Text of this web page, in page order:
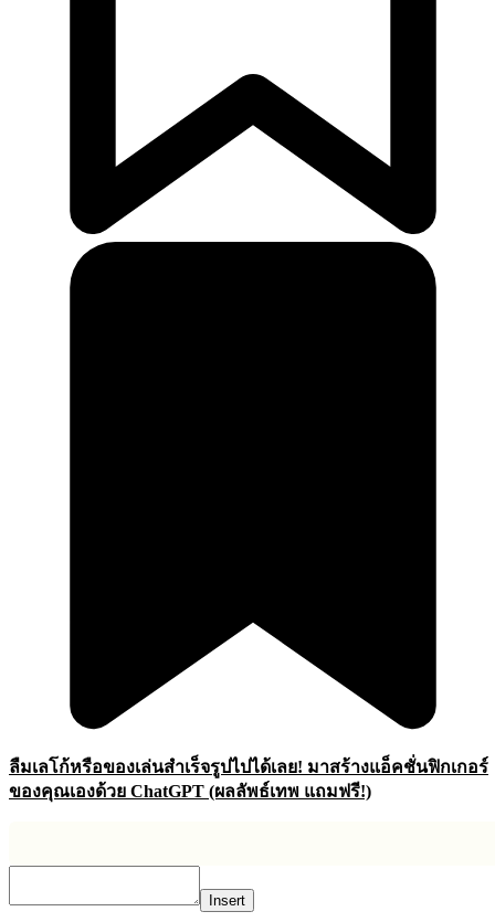
ลืมเลโก้หรือของเล่นสำเร็จรูปไปได้เลย! มาสร้างแอ็คชั่นฟิกเกอร์
ของคุณเองด้วย ChatGPT (ผลลัพธ์เทพ แถมฟรี!)
Insert